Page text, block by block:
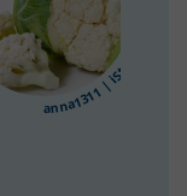
anna1311 | iStock